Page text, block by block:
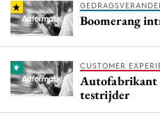
Boomerang
CUSTOMER
Autofabrikant
testrijder